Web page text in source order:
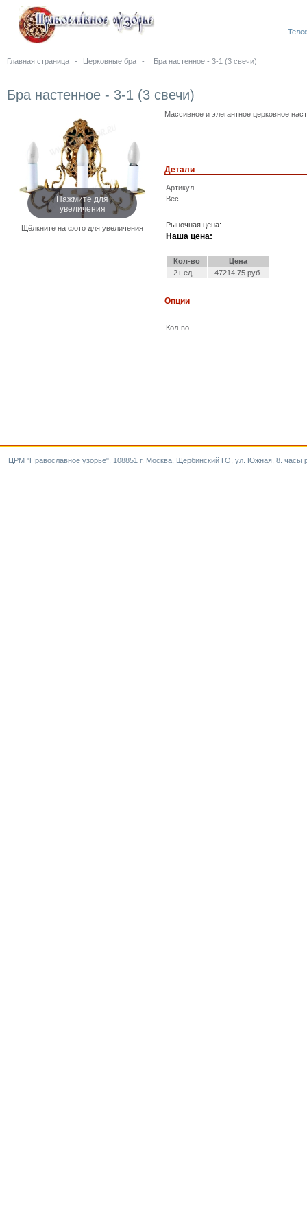
Главная страница - Церковные бра - Бра настенное - 3-1 (3 свечи)
Бра настенное - 3-1 (3 свечи)
Нажмите для
увеличения
Щёлкните на фото для увеличения
Массивное и элегантное церковное
Детали
Артикул
Вес
Рыночная цена:
Наша цена:
Кол-во
Цена
2+ ед.
47214.75 руб.
Опции
Кол-во
ЦРМ "Православное узорье". 108851 г. Москва, Щербинский ГО, ул. Южная, 8. часы